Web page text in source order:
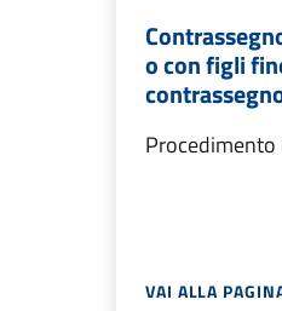
o con figli
VAI ALLA